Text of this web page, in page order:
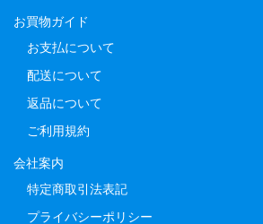
お買物ガイド
お支払について
配送について
返品について
ご利用規約
会社案内
特定商取引法表記
プライバシーポリシー